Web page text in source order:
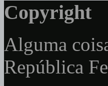
Copyright
Alguma
República